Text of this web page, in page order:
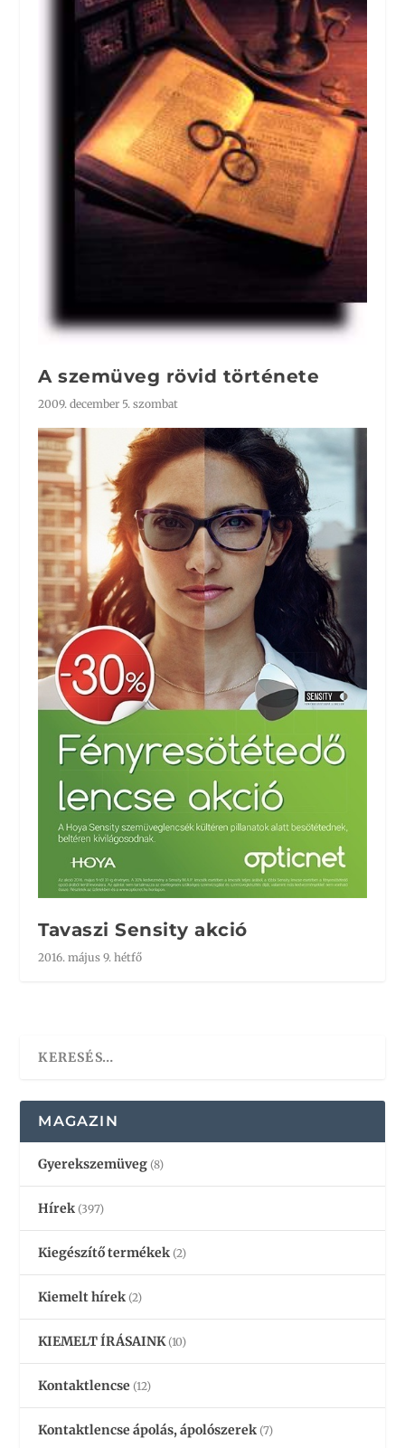
A szemüveg rövid története
2009. december 5. szombat
Tavaszi Sensity akció
2016. május 9. hétfő
MAGAZIN
Gyerekszemüveg (8)
Hírek (397)
Kiegészítő termékek (2)
Kiemelt hírek (2)
KIEMELT ÍRÁSAINK (10)
Kontaktlencse (12)
Kontaktlencse ápolás, ápolószerek (7)